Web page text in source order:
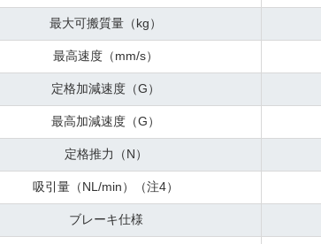
最大可搬質量（kg）
最高速度（mm/s）
定格加減速度（G）
最高加減速度（G）
定格推力（N）
吸引量（NL/min）（注4）
ブレーキ仕様